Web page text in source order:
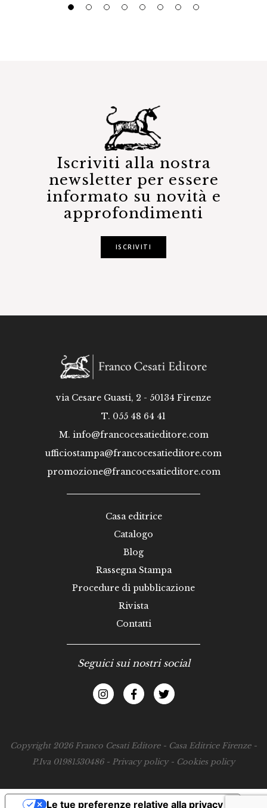
Iscriviti alla nostra
newsletter per essere
informato su novità e
approfondimenti
ISCRIVITI
via Cesare Guasti, 2 - 50134 Firenze
T. 055 48 64 41
M. info@francocesatieditore.com
ufficiostampa@francocesatieditore.com
promozione@francocesatieditore.com
Casa editrice
Catalogo
Blog
Rassegna Stampa
Procedure di pubblicazione
Rivista
Contatti
Seguici sui nostri social
Copyright 2026 Franco Cesati Editore - Casa Editrice Firenze -
P.Iva 01981530486 - Privacy policy- Cookies policy
Le tue preferenze relative alla privacy